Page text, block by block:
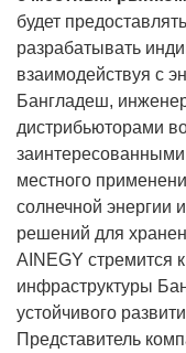
будет
разрабатывать
взаимодействуя с
Бангладеш,
дистрибьюторами
местного
солнечной энергии
решений для
AINEGY стремится
инфраструктуры
устойчивого
Представитель